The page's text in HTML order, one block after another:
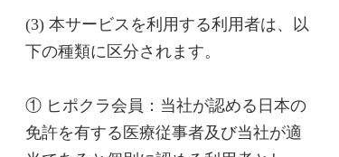
(3) 本サービスを利用する利用者は、以
下の種類に区分されます。
① ヒポクラ会員：当社が認める日本の
免許を有する医療従事者及び当社が適